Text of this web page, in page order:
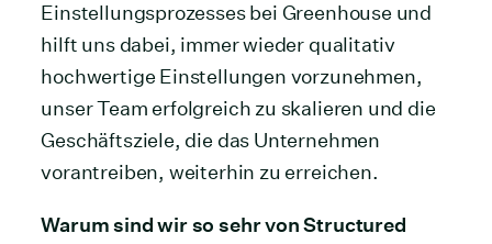
Einstellungsprozesses bei Greenhouse und
hilft uns dabei, immer wieder qualitativ
hochwertige Einstellungen vorzunehmen,
unser Team erfolgreich zu skalieren und die
Geschäftsziele, die das Unternehmen
vorantreiben, weiterhin zu erreichen.
Warum sind wir so sehr von Structured